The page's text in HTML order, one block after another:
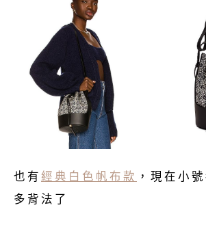
也有 經典白色帆布款 ，現在小
多背法了